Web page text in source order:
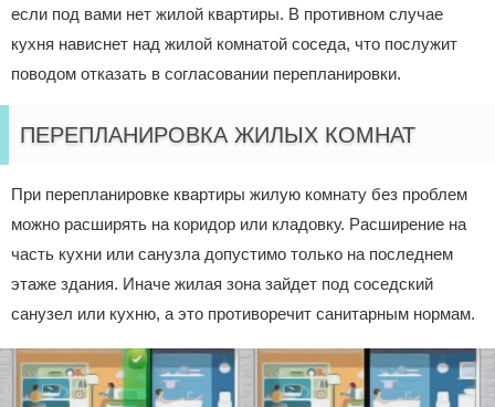
если под вами нет жилой квартиры. В противном случае
кухня нависнет над жилой комнатой соседа, что послужит
поводом отказать в согласовании перепланировки.
ПЕРЕПЛАНИРОВКА ЖИЛЫХ КОМНАТ
При перепланировке квартиры жилую комнату без проблем
можно расширять на коридор или кладовку. Расширение на
часть кухни или санузла допустимо только на последнем
этаже здания. Иначе жилая зона зайдет под соседский
санузел или кухню, а это противоречит санитарным нормам.